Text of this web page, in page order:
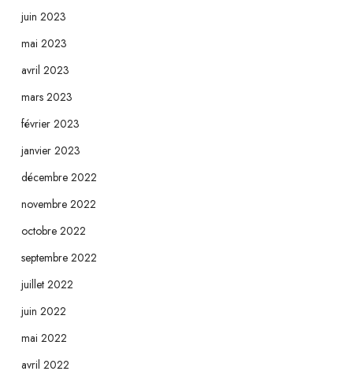
juin 2023
mai 2023
avril 2023
mars 2023
février 2023
janvier 2023
décembre 2022
novembre 2022
octobre 2022
septembre 2022
juillet 2022
juin 2022
mai 2022
avril 2022